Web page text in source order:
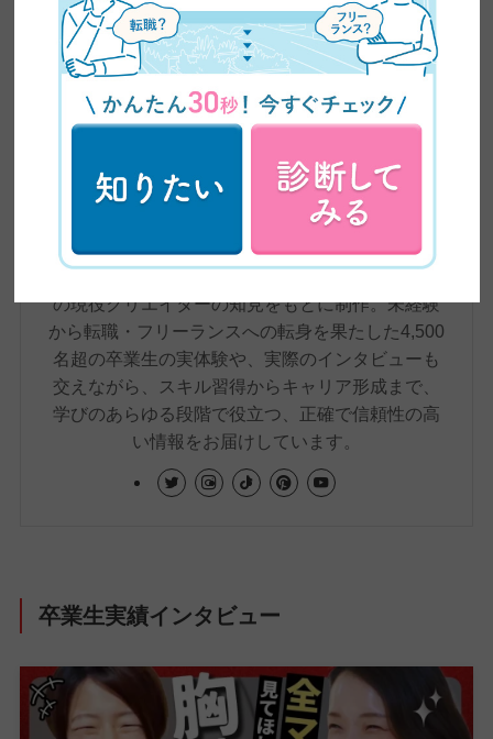
ZEROICHI TIMES by 日本デザイン 編集部
株式会社日本デザインが運営するメディア、
ZEROICHI TIMESは、副業・兼業の解禁や普及、
わりつつある働き方をめぐる環境をふまえ、在宅
ワーク・副業といった新しい働き方から、WEBデ
ザインやWEBライティングなどのリスキリングま
で、これからの時代に必要な情報をわかりやす
く、かつ専門的に発信しています。記事は、自社
の現役クリエイターの知見をもとに制作。未経験
から転職・フリーランスへの転身を果たした4,500
名超の卒業生の実体験や、実際のインタビューも
交えながら、スキル習得からキャリア形成まで、
学びのあらゆる段階で役立つ、正確で信頼性の高
い情報をお届けしています。
卒業生実績インタビュー